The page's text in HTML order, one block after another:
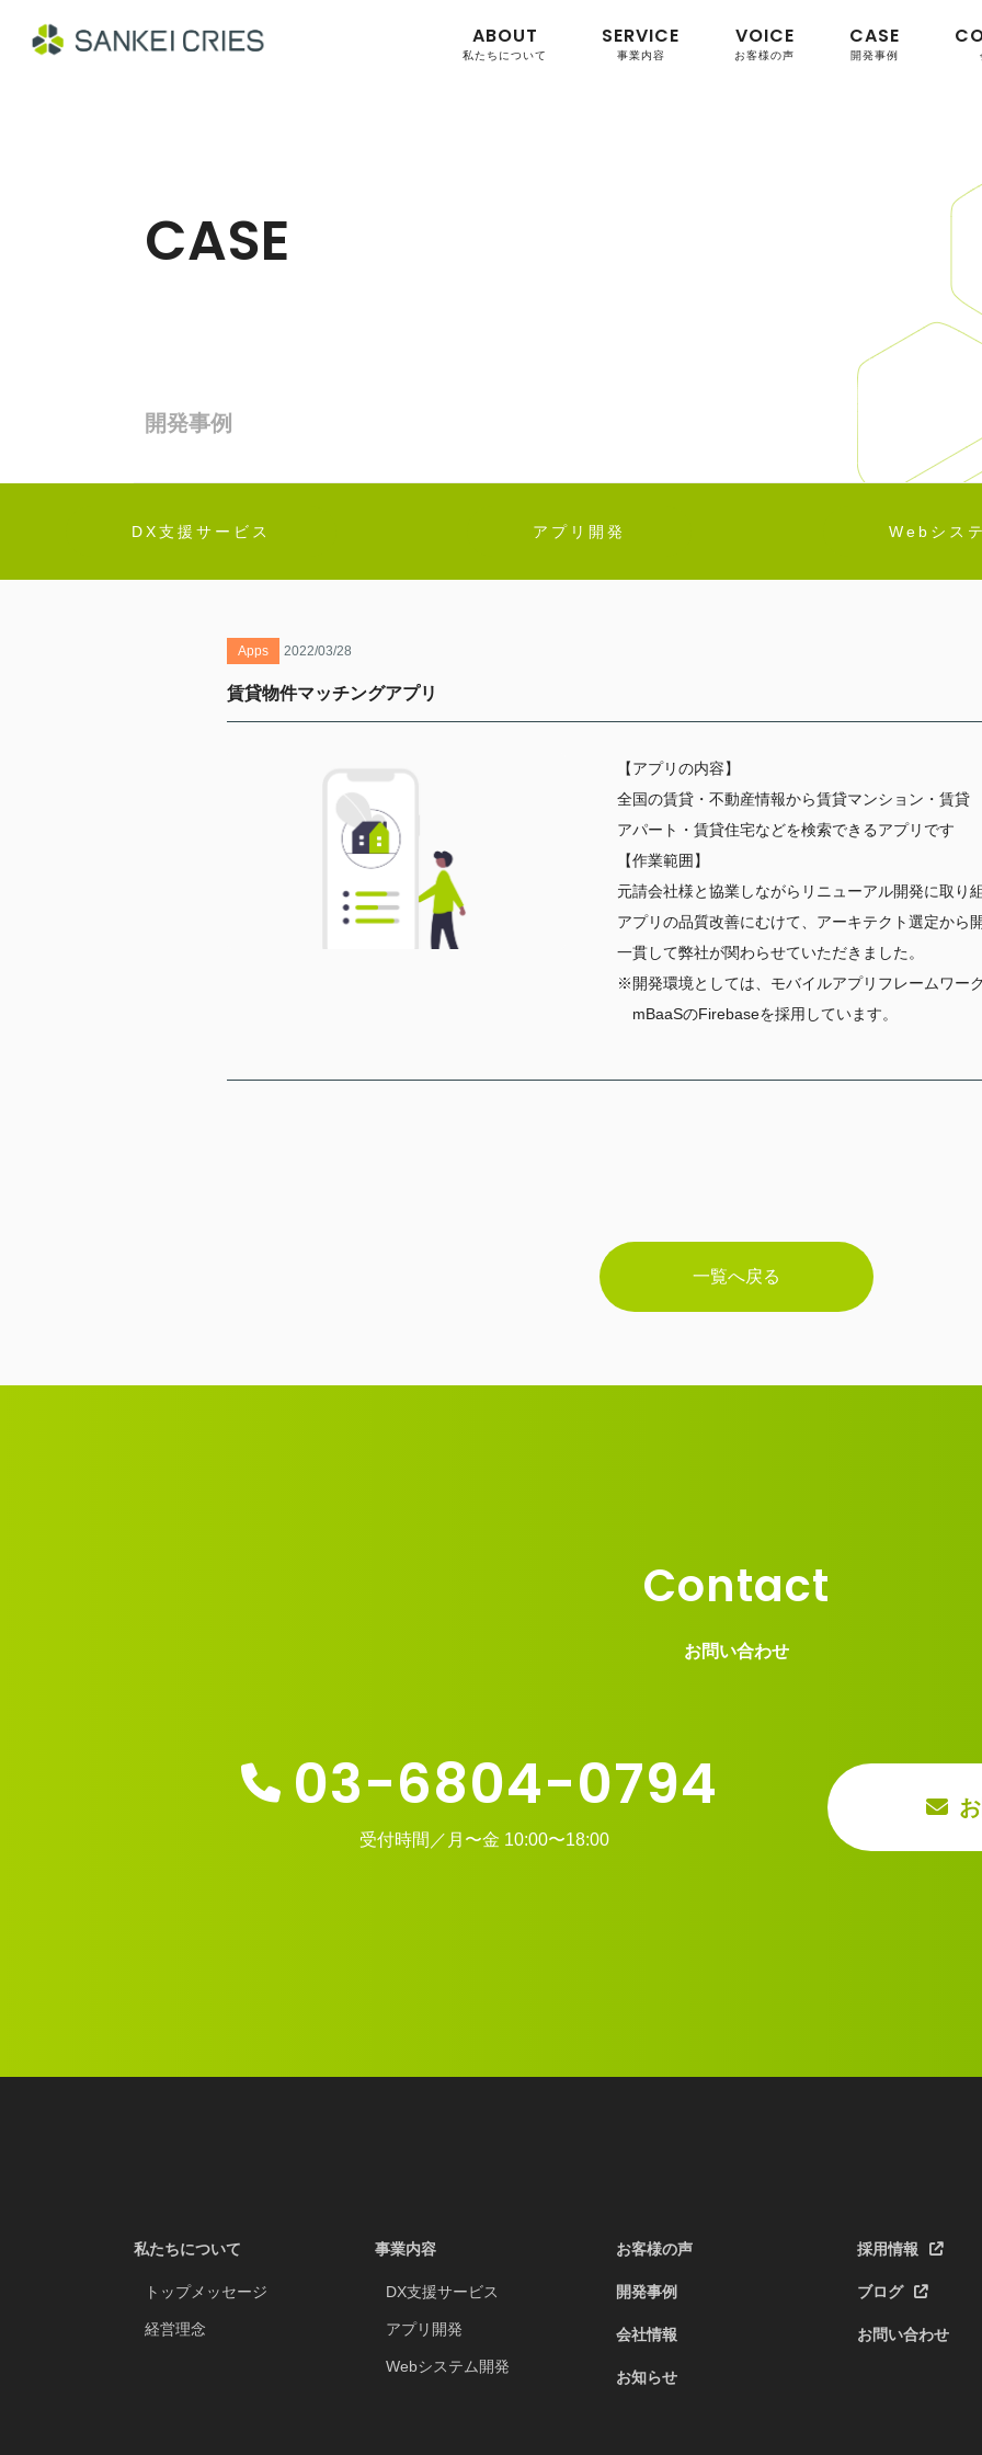
ABOUT
私たちについて
SERVICE
事業内容
VOICE
お客様の声
CASE
開発事例
CASE
開発事例
DX支援サービス アプリ開発 Webシス
Apps 2022/03/28
賃貸物件マッチングアプリ
【アプリの内容】
全国の賃貸・不動産情報から賃貸マンション・賃貸
アパート・賃貸住宅などを検索できるアプリです
【作業範囲 】
元請会社様と協業しながらリニューアル開発に取り組
アプリの品質改善にむけて、アーキテクト選定から
一貫して弊社が関わらせていただきました。
※開発環境としては、モバイルアプリフレームワー
mBaaSのFirebaseを採用しています。
一覧へ戻る
Contact
お問い合わせ
03-6804-0794
受付時間／月〜金 10:00〜18:00
私たちについて
トップメッセージ
経営理念
事業内容
DX支援サービス
アプリ開発
Webシステム開発
お客様の声
開発事例
会社情報
お知らせ
採用情報
ブログ
お問い合わせ